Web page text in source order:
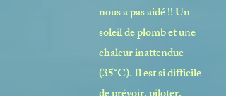
nous a pas aidé !! Un
soleil de plomb et une
chaleur inattendue
(35°C). Il est si difficile